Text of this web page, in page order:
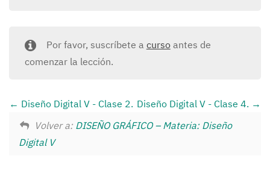
Por favor, suscríbete a cursoantes de
comenzar la lección.
Diseño Digital V - Clase 2. Diseño Digital V - Clase 4.
Volver a: DISEÑO GRÁFICO – Materia: Diseño
Digital V